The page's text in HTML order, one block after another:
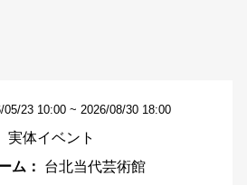
05/23 10:00 ~ 2026/08/30 18:00
実体イベント
台北当代芸術館